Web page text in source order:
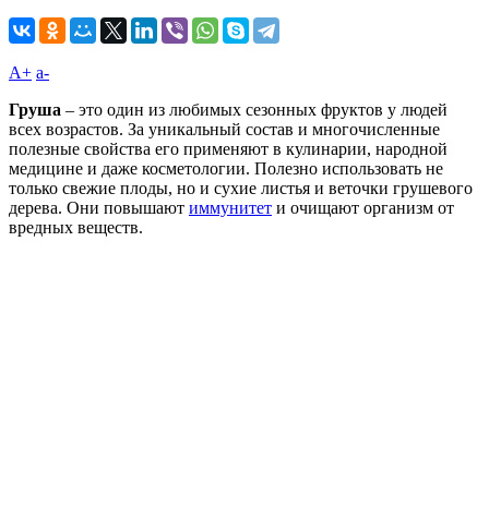
A+ а-
Груша – это один из любимых сезонных фруктов у людей
всех возрастов. За уникальный состав и многочисленные
полезные свойства его применяют в кулинарии, народной
медицине и даже косметологии. Полезно использовать не
только свежие плоды, но и сухие листья и веточки грушевого
дерева. Они повышают иммунитет и очищают организм от
вредных веществ.